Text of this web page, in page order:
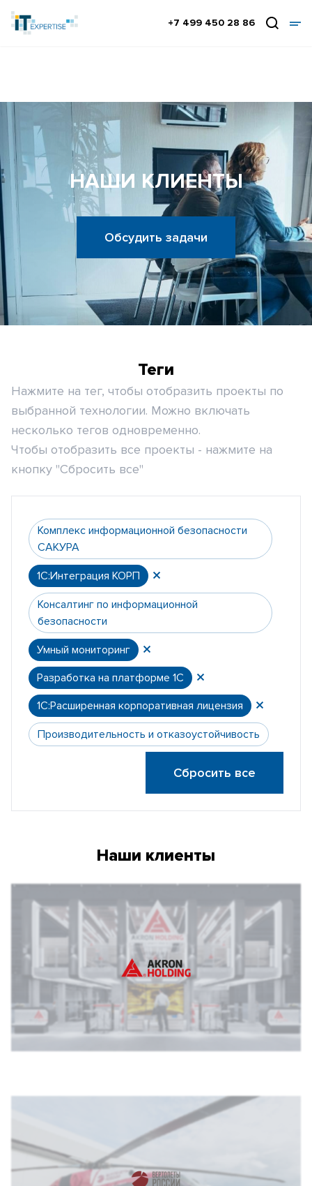
+7 499 450 28 86
НАШИ КЛИЕНТЫ
Обсудить задачи
Теги
Нажмите на тег, чтобы отобразить проекты по
выбранной технологии. Можно включать
несколько тегов одновременно.
Чтобы отобразить все проекты - нажмите на
кнопку "Сбросить все"
Комплекс информационной безопасности
САКУРА
1С:Интеграция КОРП
Консалтинг по информационной
безопасности
Умный мониторинг
Разработка на платформе 1С
1С:Расширенная корпоративная лицензия
Производительность и отказоустойчивость
Сбросить все
Наши клиенты